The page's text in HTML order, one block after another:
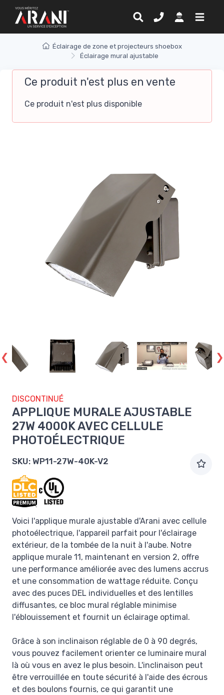
Éclairage de zone et projecteurs shoebox
Éclairage mural ajustable
Ce produit n'est plus en vente
Ce produit n'est plus disponible
DISCONTINUÉ
APPLIQUE MURALE AJUSTABLE
27W 4000K AVEC CELLULE
PHOTOÉLECTRIQUE
SKU: WP11-27W-40K-V2
Voici l'applique murale ajustable d'Arani avec cellule
photoélectrique, l'appareil parfait pour l'éclairage
extérieur, de la tombée de la nuit à l'aube. Notre
applique murale 11, maintenant en version 2, offre
une performance améliorée avec des lumens accrus
et une consommation de wattage réduite. Conçu
avec des puces DEL individuelles et des lentilles
diffusantes, ce bloc mural réglable minimise
l'éblouissement et fournit un éclairage optimal.
Grâce à son inclinaison réglable de 0 à 90 degrés,
vous pouvez facilement orienter ce luminaire mural
là où vous en avez le plus besoin. L'inclinaison peut
être verrouillée en toute sécurité à l'aide des écrous
et des boulons fournis, ce qui garantit une